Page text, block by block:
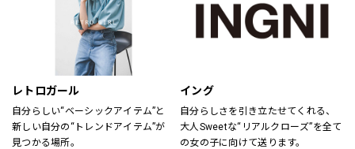
レトロガール
自分らしい“ベーシックアイテム”と
新しい自分の“トレンドアイテム”が
見つかる場所。
イング
自分らしさを引き立たせてくれる、
大人Sweetな“リアルクローズ”を全て
の女の子に向けて送ります。